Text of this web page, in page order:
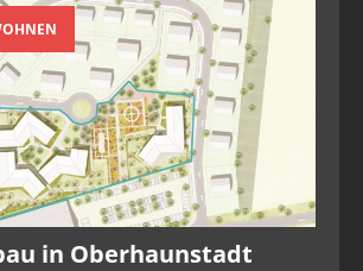
in Oberhaunstadt